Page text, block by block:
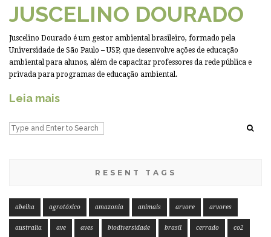
JUSCELINO DOURADO
Juscelino Dourado é um gestor ambiental brasileiro, formado pela
Universidade de São Paulo – USP, que desenvolve ações de educação
ambiental para alunos, além de capacitar professores da rede pública e
privada para programas de educação ambiental.
Leia mais
RESENT TAGS
abelha agrotóxico amazonia animais arvore arvores
australia ave aves biodiversidade brasil cerrado co2